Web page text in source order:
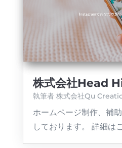
株式会社Head
執筆者 株式会社Qu
ホームページ制作、補
しております。 詳細は